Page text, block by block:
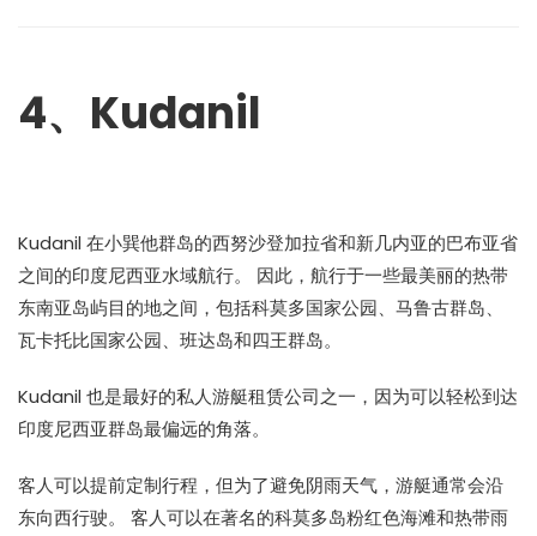
4、Kudanil
Kudanil 在小巽他群岛的西努沙登加拉省和新几内亚的巴布亚省
之间的印度尼西亚水域航行。 因此，航行于一些最美丽的热带
东南亚岛屿目的地之间，包括科莫多国家公园、马鲁古群岛、
瓦卡托比国家公园、班达岛和四王群岛。
Kudanil 也是最好的私人游艇租赁公司之一，因为可以轻松到达
印度尼西亚群岛最偏远的角落。
客人可以提前定制行程，但为了避免阴雨天气，游艇通常会沿
东向西行驶。 客人可以在著名的科莫多岛粉红色海滩和热带雨